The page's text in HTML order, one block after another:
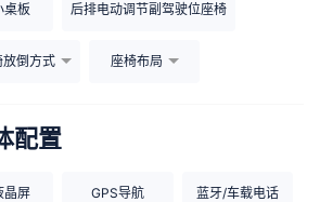
桌板 后排电动调节副驾驶位座椅
倒方式 座椅布局
配置
晶屏 GPS导航 蓝牙/车载电话